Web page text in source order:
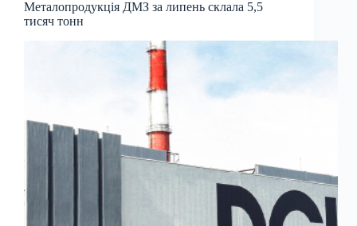
Металопродукція ДМЗ за липень склала 5,5
тисяч тонн